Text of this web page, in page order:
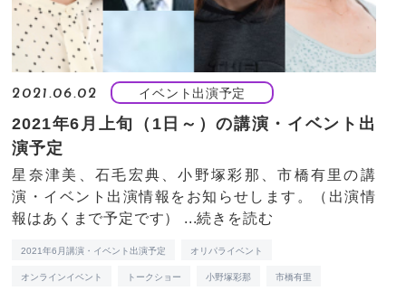
2021.06.02 イベント出演予定
2021年6月上旬（1日～）の講演・イベント出
演予定
星奈津美、石毛宏典、小野塚彩那、市橋有里の講
演・イベント出演情報をお知らせします。（出演情
報はあくまで予定です） ...続きを読む
2021年6月講演・イベント出演予定 オリパライベント
オンラインイベント トークショー 小野塚彩那 市橋有里